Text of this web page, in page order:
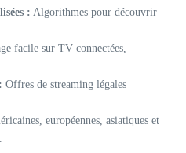
: Algorithmes pour découvrir
facile sur TV connectées,
Offres de streaming légales
européennes, asiatiques et